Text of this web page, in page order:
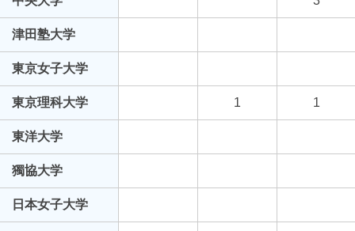
津田塾大学
東京女子大学
東京理科大学 1 1
東洋大学
獨協大学
日本女子大学